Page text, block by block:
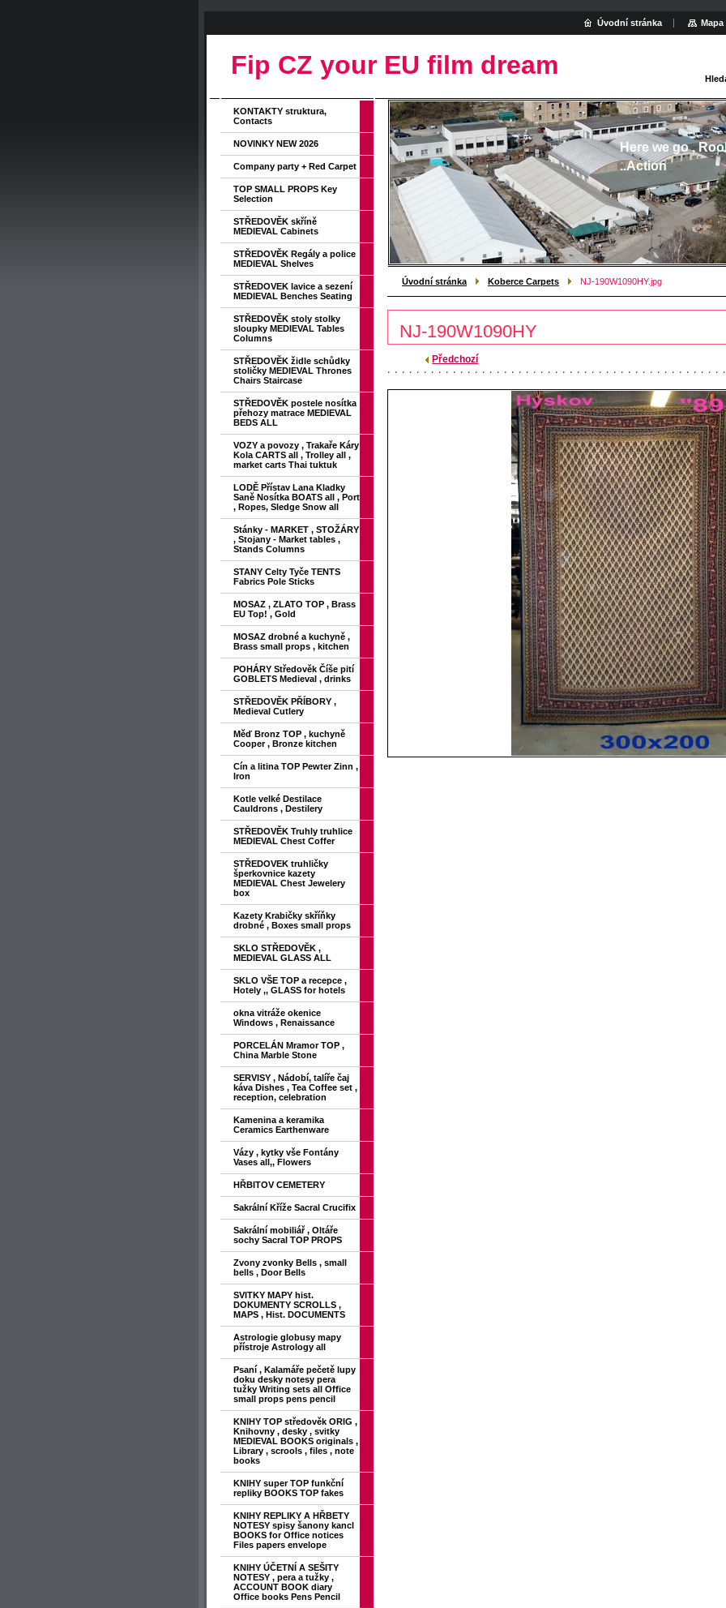
Fip CZ your EU film dream
Here we go ,
..Action
Úvodní stránka Koberce Carpets NJ-190W1090HY.jpg
NJ-190W1090HY
Předchozí
KONTAKTY struktura,
Contacts
NOVINKY NEW 2026
Company party + Red Carpet
TOP SMALL PROPS Key
Selection
STŘEDOVĚK skříně
MEDIEVAL Cabinets
STŘEDOVĚK Regály a police
MEDIEVAL Shelves
STŘEDOVEK lavice a sezení
MEDIEVAL Benches Seating
STŘEDOVĚK stoly stolky
sloupky MEDIEVAL Tables
Columns
STŘEDOVĚK židle schůdky
stoličky MEDIEVAL Thrones
Chairs Staircase
STŘEDOVĚK postele nosítka
přehozy matrace MEDIEVAL
BEDS ALL
VOZY a povozy , Trakaře Káry
Kola CARTS all , Trolley all ,
market carts Thai tuktuk
LODĚ Přístav Lana Kladky
Saně Nosítka BOATS all , Port
, Ropes, Sledge Snow all
Stánky - MARKET , STOŽÁRY
, Stojany - Market tables ,
Stands Columns
STANY Celty Tyče TENTS
Fabrics Pole Sticks
MOSAZ , ZLATO TOP , Brass
EU Top! , Gold
MOSAZ drobné a kuchyně ,
Brass small props , kitchen
POHÁRY Středověk Číše pití
GOBLETS Medieval , drinks
STŘEDOVĚK PŘÍBORY ,
Medieval Cutlery
Měď Bronz TOP , kuchyně
Cooper , Bronze kitchen
Cín a litina TOP Pewter Zinn ,
Iron
Kotle velké Destilace
Cauldrons , Destilery
STŘEDOVĚK Truhly truhlice
MEDIEVAL Chest Coffer
STŘEDOVEK truhličky
šperkovnice kazety
MEDIEVAL Chest Jewelery
box
Kazety Krabičky skříňky
drobné , Boxes small props
SKLO STŘEDOVĚK ,
MEDIEVAL GLASS ALL
SKLO VŠE TOP a recepce ,
Hotely ,, GLASS for hotels
okna vitráže okenice
Windows , Renaissance
PORCELÁN Mramor TOP ,
China Marble Stone
SERVISY , Nádobí, talíře čaj
káva Dishes , Tea Coffee set ,
reception, celebration
Kamenina a keramika
Ceramics Earthenware
Vázy , kytky vše Fontány
Vases all,, Flowers
HŘBITOV CEMETERY
Sakrální Kříže Sacral Crucifix
Sakrální mobiliář , Oltáře
sochy Sacral TOP PROPS
Zvony zvonky Bells , small
bells , Door Bells
SVITKY MAPY hist.
DOKUMENTY SCROLLS ,
MAPS , Hist. DOCUMENTS
Astrologie globusy mapy
přístroje Astrology all
Psaní , Kalamáře pečetě lupy
doku desky notesy pera
tužky Writing sets all Office
small props pens pencil
KNIHY TOP středověk ORIG ,
Knihovny , desky , svitky
MEDIEVAL BOOKS originals ,
Library , scrools , files , note
books
KNIHY super TOP funkční
repliky BOOKS TOP fakes
KNIHY REPLIKY A HŘBETY
NOTESY spisy šanony kancl
BOOKS for Office notices
Files papers envelope
KNIHY ÚČETNÍ A SEŠITY
NOTESY , pera a tužky ,
ACCOUNT BOOK diary
Office books Pens Pencil
Úvodní stránka